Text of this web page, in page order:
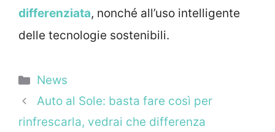
differenziata, nonché all’uso intelligente
delle tecnologie sostenibili.
Categorie
News
Auto al Sole: basta fare così per
rinfrescarla, vedrai che differenza